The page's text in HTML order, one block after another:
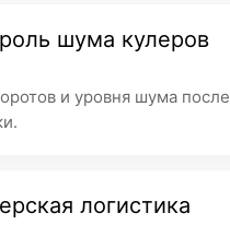
шума кулеров
и уровня шума после
логистика